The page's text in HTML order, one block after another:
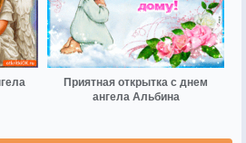
Приятная открытка с днем
ангела Альбина